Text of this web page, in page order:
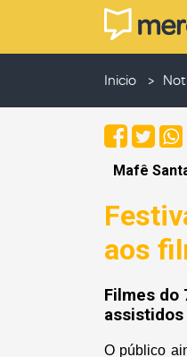
Inicio
Mafê
aos
Filmes do
O público